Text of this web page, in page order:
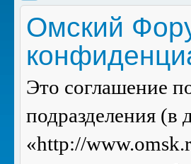
Омский
Это соглашение
подразделения
«http://